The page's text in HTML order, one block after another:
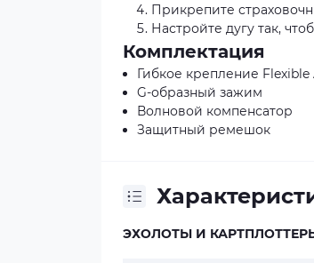
Прикрепите
Настройте дугу так,
Комплектация
Гибкое крепление Flexible
G-образный зажим
Волновой компенсатор
Защитный ремешок
ЭХОЛОТЫ И